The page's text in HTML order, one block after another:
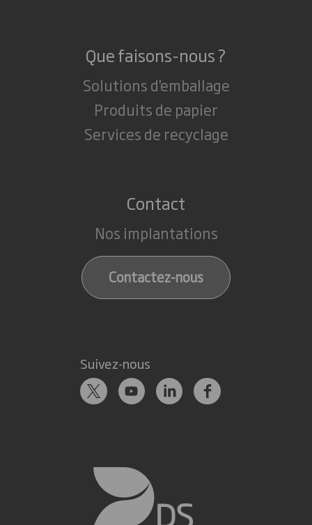
Que faisons-nous ?
Solutions d'emballage
Produits de papier
Services de recyclage
Contact
Nos implantations
Contactez-nous
Suivez-nous